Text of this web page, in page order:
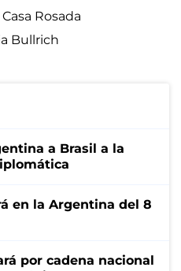
Casa Rosada
Bullrich
a Brasil a la
en la Argentina del 8
por cadena nacional